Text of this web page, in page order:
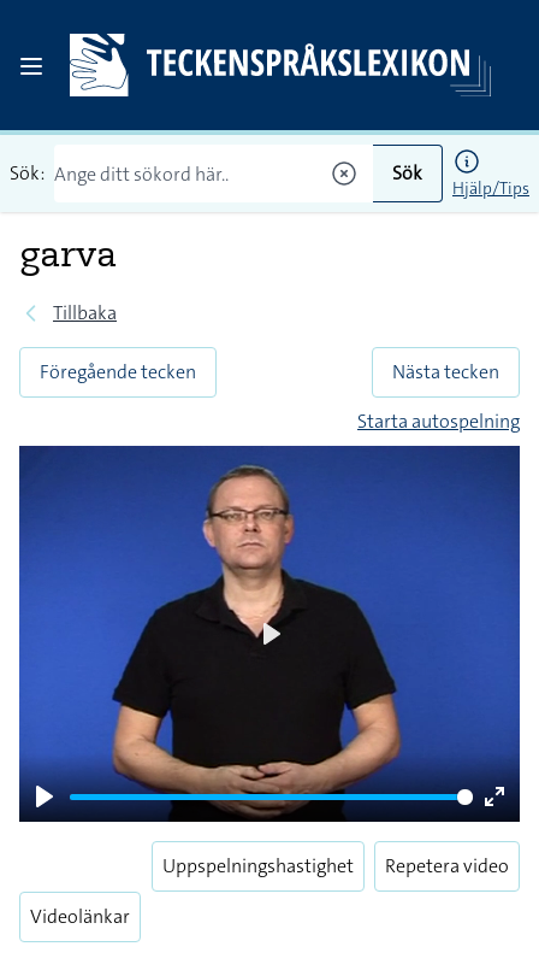
Sök: Sök
Hjälp/Tips
garva
Tillbaka
Föregående tecken
Nästa tecken
Starta autospelning
Play
Enter
Videolänkar
Uppspelningshastighet Repetera video